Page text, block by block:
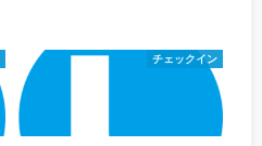
チェックイン